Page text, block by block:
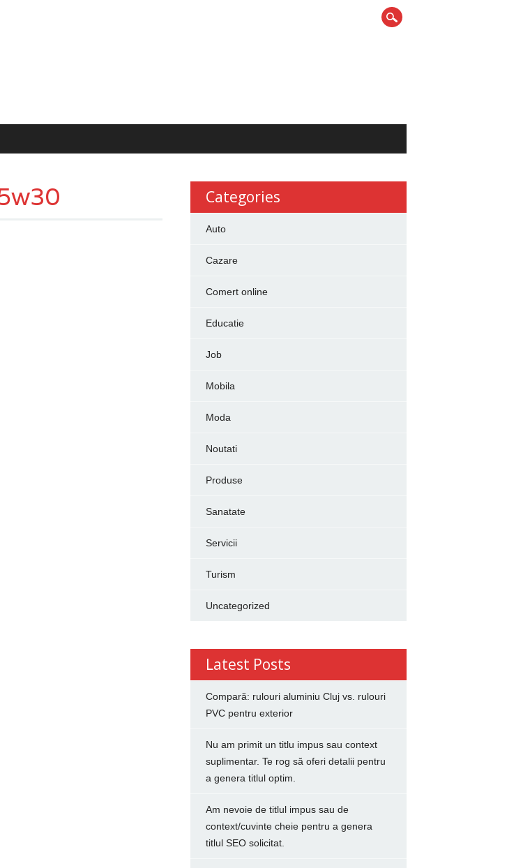
Categories
Auto
Cazare
Comert online
Educatie
Job
Mobila
Moda
Noutati
Produse
Sanatate
Servicii
Turism
Uncategorized
Latest Posts
Compară: rulouri aluminiu Cluj vs. rulouri
PVC pentru exterior
Nu am primit un titlu impus sau context
suplimentar. Te rog să oferi detalii pentru
a genera titlul optim.
Am nevoie de titlul impus sau de
context/cuvinte cheie pentru a genera
titlul SEO solicitat.